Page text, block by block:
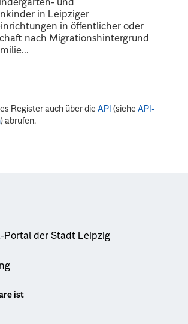
und
in Leipziger
in öffentlicher oder
nach Migrationshintergrund
Register auch über dieAPI (sieheAPI-
) abrufen.
Portal der Stadt Leipzig
ist